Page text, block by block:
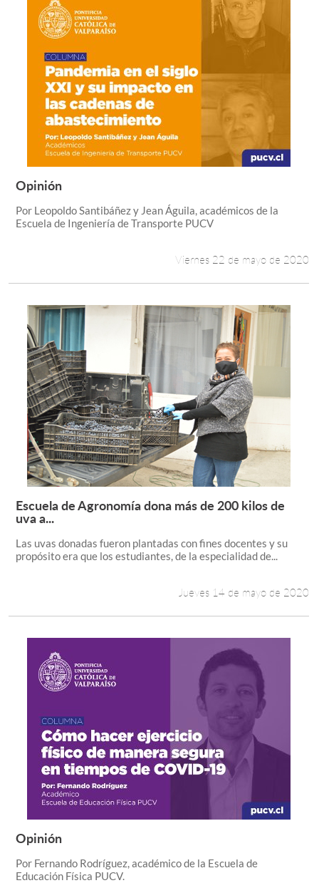
Opinión
Por Leopoldo Santibáñez y Jean Águila, académicos de la
Escuela de Ingeniería de Transporte PUCV
Viernes 22 de mayo de 2020
Leer más +
Escuela de Agronomía dona más de 200 kilos de
uva a...
Las uvas donadas fueron plantadas con fines docentes y su
propósito era que los estudiantes, de la especialidad de...
Jueves 14 de mayo de 2020
Opinión
Por Fernando Rodríguez, académico de la Escuela de
Educación Física PUCV.